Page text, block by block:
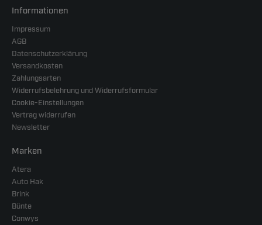
Informationen
Impressum
AGB
Datenschutzerklärung
Versandkosten
Zahlungsarten
Widerrufsbelehrung und Widerrufsformular
Cookie-Einstellungen
Vertrag widerrufen
Newsletter
Marken
Atera
Auto Hak
Brink
Bünte
Conwys